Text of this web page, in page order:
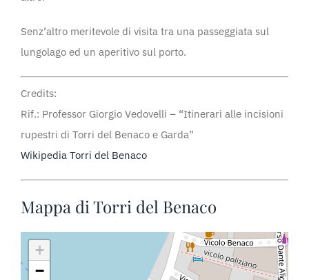
Senz’altro meritevole di visita tra una passeggiata sul
lungolago ed un aperitivo sul porto.
Credits:
Rif.: Professor Giorgio Vedovelli – “Itinerari alle incisioni
rupestri di Torri del Benaco e Garda”
Wikipedia Torri del Benaco
Mappa di Torri del Benaco
+
−